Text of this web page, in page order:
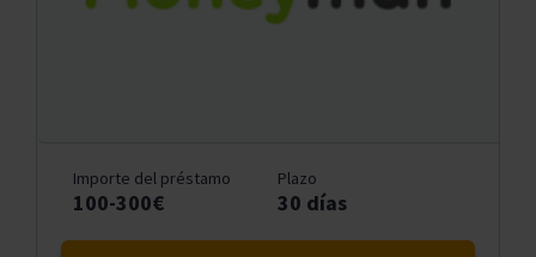
Importe del préstamo
100-300€
Plazo
30 días